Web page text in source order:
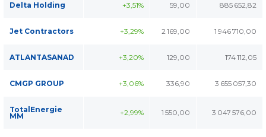
Delta Holding +3,51% 59,00 885 652,82
Jet Contractors +3,29% 2 169,00 1 946 710,00
ATLANTASANAD +3,20% 129,00 174 112,05
CMGP GROUP +3,06% 336,90 3 655 057,30
TotalEnergie
MM +2,99% 1 550,00 3 047 576,00